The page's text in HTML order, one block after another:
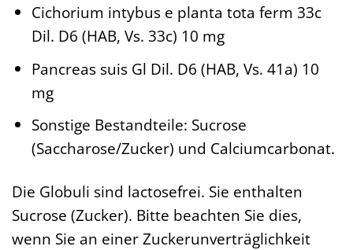
Cichorium intybus e planta tota ferm 33c
Dil. D6 (HAB, Vs. 33c) 10 mg
Pancreas suis Gl Dil. D6 (HAB, Vs. 41a) 10
mg
Sonstige Bestandteile: Sucrose
(Saccharose/Zucker) und Calciumcarbonat.
Die Globuli sind lactosefrei. Sie enthalten
Sucrose (Zucker). Bitte beachten Sie dies,
wenn Sie an einer Zuckerunverträglichkeit